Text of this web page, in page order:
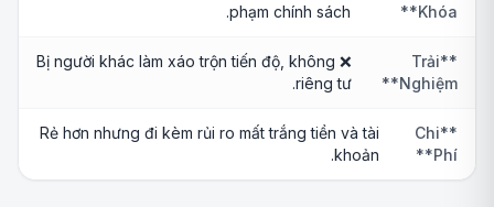
Khóa**
phạm chính sách.
**Trải
Nghiệm**
❌ Bị người khác làm xáo trộn tiến độ, không
riêng tư.
**Chi
Phí**
Rẻ hơn nhưng đi kèm rủi ro mất trắng tiền và tài
khoản.